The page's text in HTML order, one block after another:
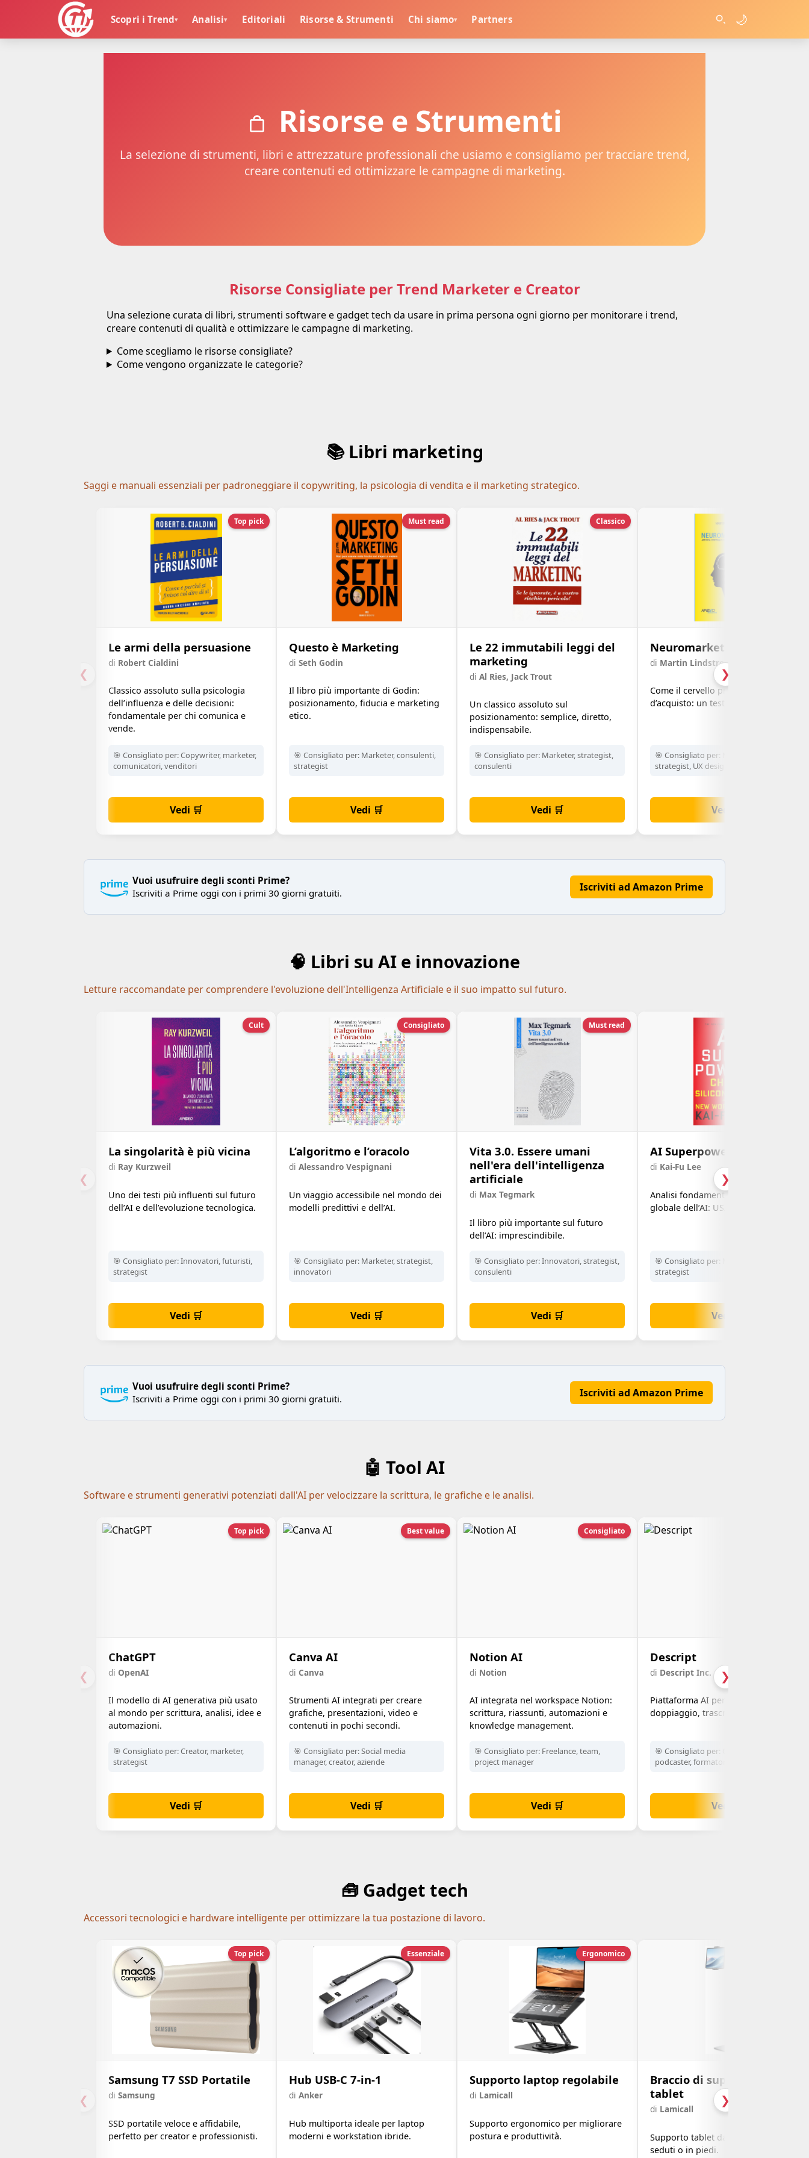
Scopri i Trend▾ Analisi▾ Editoriali Risorse & Strumenti Chi siamo▾ Partners 🌙
Risorse e Strumenti
La selezione di strumenti, libri e attrezzature professionali che usiamo e consigliamo per tracciare trend,
creare contenuti ed ottimizzare le campagne di marketing.
Risorse Consigliate per Trend Marketer e Creator
Una selezione curata di libri, strumenti software e gadget tech da usare in prima persona ogni giorno per monitorare i trend,
creare contenuti di qualità e ottimizzare le campagne di marketing.
Come scegliamo le risorse consigliate?
Come vengono organizzate le categorie?
📚 Libri marketing
Saggi e manuali essenziali per padroneggiare il copywriting, la psicologia di vendita e il marketing strategico.
❮ ❯
Top pick
Le armi della persuasione
di Robert Cialdini
Classico assoluto sulla psicologia
dell’influenza e delle decisioni:
fondamentale per chi comunica e
vende.
🎯 Consigliato per:Copywriter, marketer,
comunicatori, venditori
Vedi 🛒
Must read
Questo è Marketing
diSeth Godin
Il libro più importante di Godin:
posizionamento, fiducia e marketing
etico.
🎯 Consigliato per: Marketer, consulenti,
strategist
Vedi 🛒
Classico
Le 22 immutabili leggi del
marketing
diAl Ries, Jack Trout
Un classico assoluto sul
posizionamento: semplice, diretto,
indispensabile.
🎯 Consigliato per: Marketer, strategist,
consulenti
Vedi 🛒
Neuromarketing
di Martin Lindstrom
Come il cervello prende decisioni
d’acquisto: un testo fondamentale.
🎯 Consigliato per:
strategist, UX designer
Vedi 🛒
Vuoi usufruire degli sconti Prime?
Iscriviti a Prime oggi con i primi 30 giorni gratuiti.
Iscriviti ad Amazon Prime
🧠 Libri su AI e innovazione
Letture raccomandate per comprendere l'evoluzione dell'Intelligenza Artificiale e il suo impatto sul futuro.
❮ ❯
Cult
La singolarità è più vicina
di Ray Kurzweil
Uno dei testi più influenti sul futuro
dell’AI e dell’evoluzione tecnologica.
🎯 Consigliato per:Innovatori, futuristi,
strategist
Vedi 🛒
Consigliato
L’algoritmo e l’oracolo
diAlessandro Vespignani
Un viaggio accessibile nel mondo dei
modelli predittivi e dell’AI.
🎯 Consigliato per: Marketer, strategist,
innovatori
Vedi 🛒
Must read
Vita 3.0. Essere umani
nell'era dell'intelligenza
artificiale
di Max Tegmark
Il libro più importante sul futuro
dell’AI: imprescindibile.
🎯 Consigliato per:Innovatori, strategist,
consulenti
Vedi 🛒
AI Superpowers
di Kai-Fu Lee
Analisi fondamentale sul dominio
globale dell’AI: USA vs Cina.
🎯 Consigliato per:
strategist
Vedi 🛒
Vuoi usufruire degli sconti Prime?
Iscriviti a Prime oggi con i primi 30 giorni gratuiti.
Iscriviti ad Amazon Prime
🤖 Tool AI
Software e strumenti generativi potenziati dall'AI per velocizzare la scrittura, le grafiche e le analisi.
❮ ❯
Top pick
ChatGPT
diOpenAI
Il modello di AI generativa più usato
al mondo per scrittura, analisi, idee e
automazioni.
🎯 Consigliato per:Creator, marketer,
strategist
Vedi 🛒
Best value
Canva AI
diCanva
Strumenti AI integrati per creare
grafiche, presentazioni, video e
contenuti in pochi secondi.
🎯 Consigliato per:Social media
manager, creator, aziende
Vedi 🛒
Consigliato
Notion AI
di Notion
AI integrata nel workspace Notion:
scrittura, riassunti, automazioni e
knowledge management.
🎯 Consigliato per: Freelance, team,
project manager
Vedi 🛒
Descript
di Descript Inc.
Piattaforma AI per montaggio video,
doppiaggio, trascrizioni e podcast.
🎯 Consigliato per:
podcaster, formatori
Vedi 🛒
🧰 Gadget tech
Accessori tecnologici e hardware intelligente per ottimizzare la tua postazione di lavoro.
❮ ❯
Top pick
Samsung T7 SSD Portatile
diSamsung
SSD portatile veloce e affidabile,
perfetto per creator e professionisti.
Essenziale
Hub USB‑C 7-in-1
diAnker
Hub multiporta ideale per laptop
moderni e workstation ibride.
Ergonomico
Supporto laptop regolabile
di Lamicall
Supporto ergonomico per migliorare
postura e produttività.
Braccio di supporto per
tablet
di Lamicall
Supporto tablet da terra per attività
seduti o in piedi.